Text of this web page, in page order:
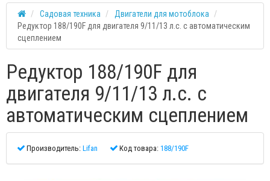
Садовая техника
Двигатели для мотоблока
Редуктор 188/190F для двигателя 9/11/13 л.с. с автоматическим
сцеплением
Редуктор 188/190F для
двигателя 9/11/13 л.с. с
автоматическим сцеплением
Производитель: Lifan Код товара: 188/190F